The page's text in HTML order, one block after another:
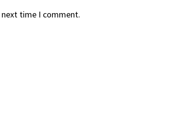
time I comment.